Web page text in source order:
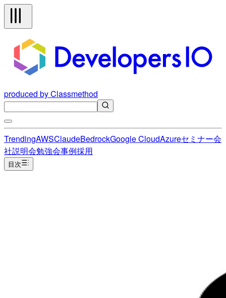
produced by Classmethod
TrendingAWSClaudeBedrockGoogle CloudAzureセミナー会
社説明会勉強会事例採用
目次